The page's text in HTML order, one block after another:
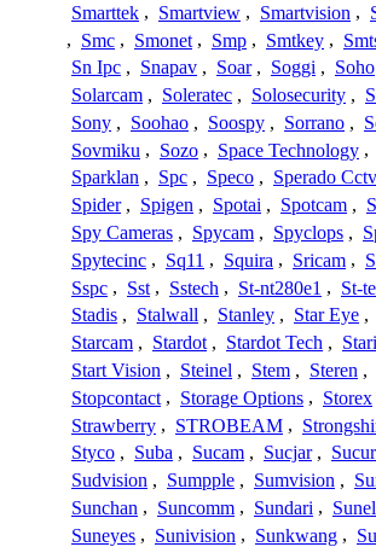
Smarttek , Smartview , Smartvision ,
, Smc , Smonet , Smp , Smtkey ,
Sn Ipc , Snapav , Soar , Soggi , Soho
Solarcam , Soleratec , Solosecurity ,
Sony , Soohao , Soospy , Sorrano ,
Sovmiku , Sozo , Space Technology ,
Sparklan , Spc , Speco , Sperado Cctv
Spider , Spigen , Spotai , Spotcam ,
Spy Cameras , Spycam , Spyclops ,
Spytecinc , Sq11 , Squira , Sricam ,
Sspc , Sst , Sstech , St-nt280e1 , St-
Stadis , Stalwall , Stanley , Star Eye ,
Starcam , Stardot , Stardot Tech ,
Start Vision , Steinel , Stem , Steren ,
Stopcontact , Storage Options , Storex
Strawberry , STROBEAM ,
Styco , Suba , Sucam , Sucjar ,
Sudvision , Sumpple , Sumvision ,
Sunchan , Suncomm , Sundari ,
Suneyes , Sunivision , Sunkwang ,